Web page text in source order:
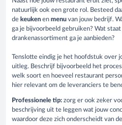
natuurlijk ook een grote rol. Besteed
de keuken en menu van jouw bedrijf.
ga je bijvoorbeeld gebruiken? Wat
drankenassortiment ga je aanbieden?
Tenslotte eindig je het hoofdstuk over
uitleg. Beschrijf bijvoorbeeld het
welk soort en hoeveel restaurant
hier relevant om de leveranciers te
Professionele tip: zorg er ook zeker
beschrijving uit te leggen wat jouw
waardoor deze zich onderscheidt van